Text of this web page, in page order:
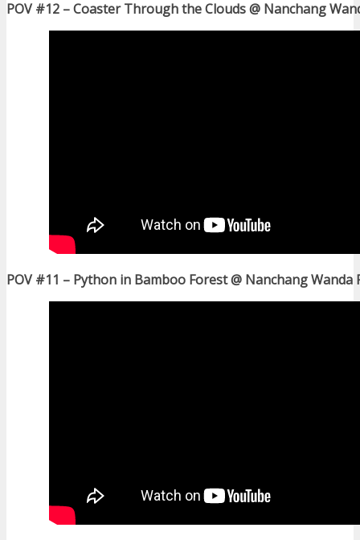
POV #12 – Coaster Through the Clouds @ Nanchang
POV #11 – Python in Bamboo Forest @ Nanchang Wanda